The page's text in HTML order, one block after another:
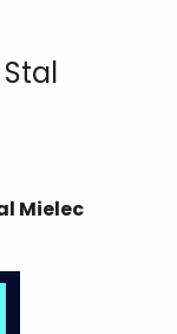
Mielec